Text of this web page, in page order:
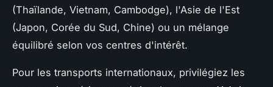
(Thaïlande, Vietnam, Cambodge), l'Asie de l'Est
(Japon, Corée du Sud, Chine) ou un mélange
équilibré selon vos centres d'intérêt.
Pour les transports internationaux, privilégiez les